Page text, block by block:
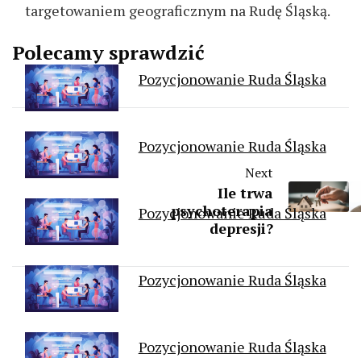
targetowaniem geograficznym na Rudę Śląską.
Polecamy sprawdzić
Pozycjonowanie Ruda Śląska
Pozycjonowanie Ruda Śląska
Pozycjonowanie Ruda Śląska
Pozycjonowanie Ruda Śląska
Pozycjonowanie Ruda Śląska
Next
Ile trwa
psychoterapia
depresji?